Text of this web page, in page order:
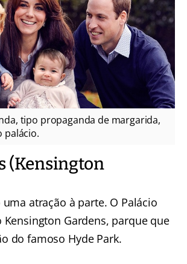
tipo propaganda de margarida,
palácio.
(Kensington
atração à parte. O Palácio
Kensington Gardens, parque que
do famoso Hyde Park.